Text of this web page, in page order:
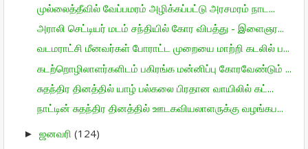
முல்லைத்தீவில் வேப்பமரம் அழிக்கப்பட்டு அரசமரம் நாட...
அராலி செட்டியர் மடம் சந்தியில் கோர விபத்து - இளைஞர...
வடமராட்சி மீனவர்கள் போராட்ட முறையை மாற்றி கடலில் ப...
கடற்றொழிலாளர்களிடம் பகிரங்க மன்னிப்பு கோரவேண்டும் ...
சுதந்திர தினத்தில் யாழ் பல்கலை பிரதான வாயிலில் கட்...
நாட்டின் சுதந்திர தினத்தில் ஊடகவியலாளருக்கு வழங்கப...
► ஜனவரி (124)